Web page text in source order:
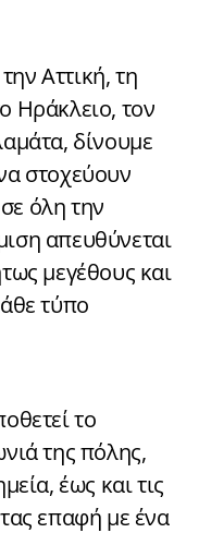
Αττική, τη
Ηράκλειο, τον
δίνουμε
στοχεύουν
όλη την
απευθύνεται
μεγέθους και
τύπο
το
της πόλης,
έως και τις
επαφή με ένα